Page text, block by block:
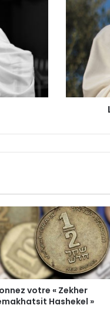
votre « Zekher
Hashekel »